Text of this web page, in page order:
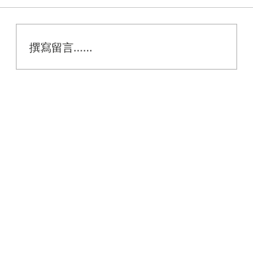
撰寫留言......